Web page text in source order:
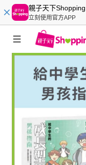
親子天下Shopping
立刻使用官方APP